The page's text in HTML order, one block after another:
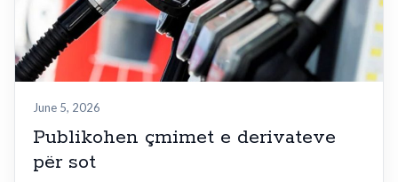
June 5, 2026
Publikohen çmimet e derivateve
për sot